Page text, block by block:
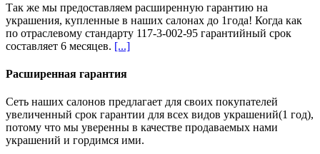
Так же мы предоставляем расширенную гарантию на
украшения, купленные в наших салонах до 1года! Когда как
по отраслевому стандарту 117-3-002-95 гарантийный срок
составляет 6 месяцев. [...]
Расширенная гарантия
Сеть наших салонов предлагает для своих покупателей
увеличенный срок гарантии для всех видов украшений(1 год),
потому что мы уверенны в качестве продаваемых нами
украшений и гордимся ими.